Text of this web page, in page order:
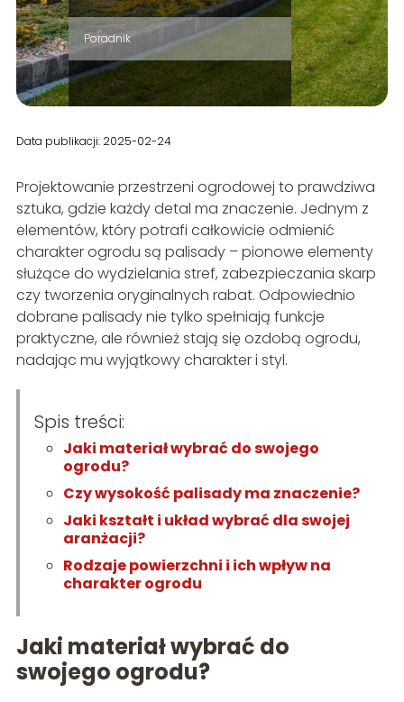
Poradnik
Data publikacji: 2025-02-24
Projektowanie przestrzeni ogrodowej to prawdziwa
sztuka, gdzie każdy detal ma znaczenie. Jednym z
elementów, który potrafi całkowicie odmienić
charakter ogrodu są palisady – pionowe elementy
służące do wydzielania stref, zabezpieczania skarp
czy tworzenia oryginalnych rabat. Odpowiednio
dobrane palisady nie tylko spełniają funkcje
praktyczne, ale również stają się ozdobą ogrodu,
nadając mu wyjątkowy charakter i styl.
Spis treści:
Jaki materiał wybrać do swojego
ogrodu?
Czy wysokość palisady ma znaczenie?
Jaki kształt i układ wybrać dla swojej
aranżacji?
Rodzaje powierzchni i ich wpływ na
charakter ogrodu
Jaki materiał wybrać do
swojego ogrodu?